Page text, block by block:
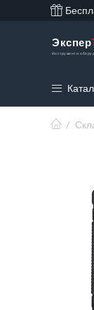
Экспер
Инструмент и
/